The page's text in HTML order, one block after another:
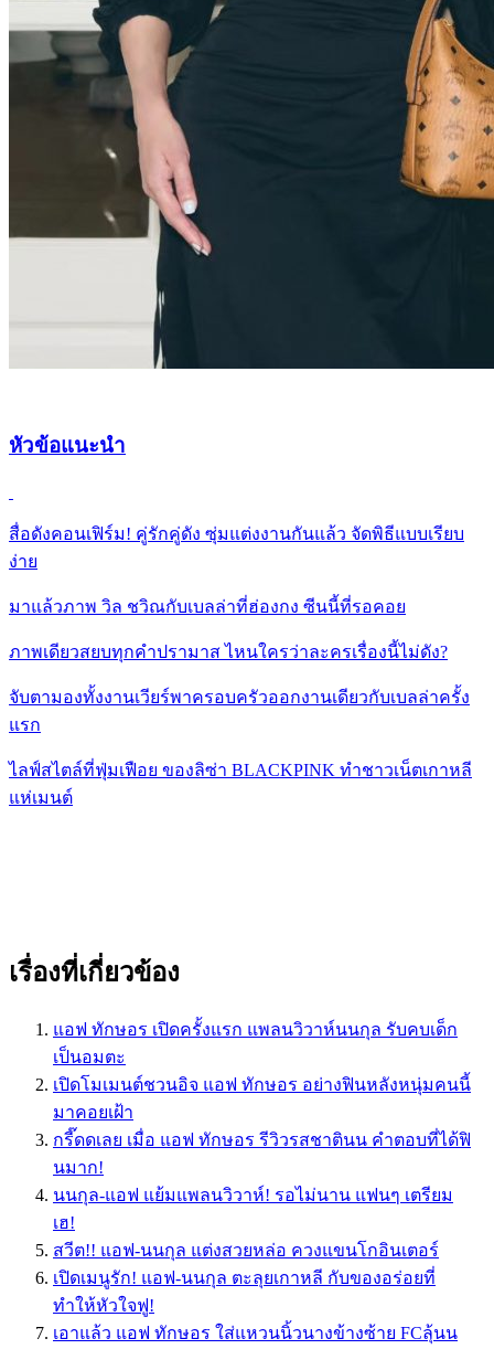
หัวข้อแนะนำ
สื่อดังคอนเฟิร์ม! คู่รักคู่ดัง ซุ่มแต่งงานกันแล้ว จัดพิธีแบบเรียบ
ง่าย
มาแล้วภาพ วิล ชวิณกับเบลล่าที่ฮ่องกง ซีนนี้ที่รอคอย
ภาพเดียวสยบทุกคำปรามาส ไหนใครว่าละครเรื่องนี้ไม่ดัง?
จับตามองทั้งงานเวียร์พาครอบครัวออกงานเดียวกับเบลล่าครั้ง
แรก
ไลฟ์สไตล์ที่ฟุ่มเฟือย ของลิซ่า BLACKPINK ทำชาวเน็ตเกาหลี
แห่เมนต์
เรื่องที่เกี่ยวข้อง
แอฟ ทักษอร เปิดครั้งแรก แพลนวิวาห์นนกุล รับคบเด็ก
เป็นอมตะ
เปิดโมเมนต์ชวนอิจ แอฟ ทักษอร อย่างฟินหลังหนุ่มคนนี้
มาคอยเฝ้า
กรี๊ดดเลย เมื่อ แอฟ ทักษอร รีวิวรสชาตินน คำตอบที่ได้ฟิ
นมาก!
นนกุล-แอฟ แย้มแพลนวิวาห์! รอไม่นาน แฟนๆ เตรียม
เฮ!
สวีต!! แอฟ-นนกุล แต่งสวยหล่อ ควงแขนโกอินเตอร์
เปิดเมนูรัก! แอฟ-นนกุล ตะลุยเกาหลี กับของอร่อยที่
ทำให้หัวใจฟู!
เอาแล้ว แอฟ ทักษอร ใส่แหวนนิ้วนางข้างซ้าย FCลุ้นน